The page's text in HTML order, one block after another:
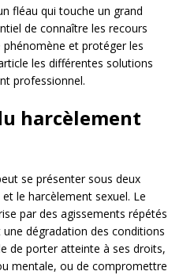
fléau qui touche un grand
de connaître les recours
et protéger les
les différentes solutions
professionnel.
harcèlement
se présenter sous deux
le harcèlement sexuel. Le
par des agissements répétés
dégradation des conditions
de porter atteinte à ses droits,
mentale, ou de compromettre